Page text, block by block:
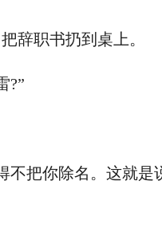
职书扔到桌上。
?”
把你除名。这就是